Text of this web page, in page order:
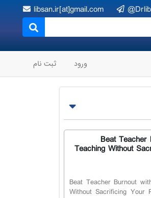
libsan.ir[at]gmail.com
ورود ثبت نام
Beat
Teaching Without
Beat Teacher Burnout
Without Sacrificing Your